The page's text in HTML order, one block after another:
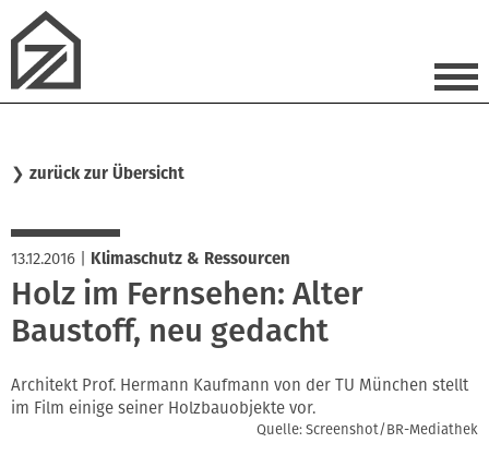
❯ zurück zur Übersicht
13.12.2016 Klimaschutz & Ressourcen
Holz im Fernsehen: Alter
Baustoff, neu gedacht
Architekt Prof. Hermann Kaufmann von der TU München stellt
im Film einige seiner Holzbauobjekte vor.
Quelle: Screenshot/BR-Mediathek